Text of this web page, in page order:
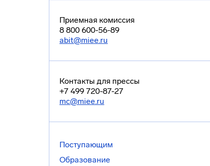
Приемная комиссия
8 800 600-56-89
abit@miee.ru
Контакты для прессы
+7 499 720-87-27
mc@miee.ru
Поступающим
Образование